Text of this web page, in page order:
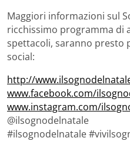
Maggiori informazioni sul
ricchissimo programma di
spettacoli, saranno presto
social:
http://
www.facebook.com/
www.instagram.com/
@ilsognodelnatale
#ilsognodelnatale